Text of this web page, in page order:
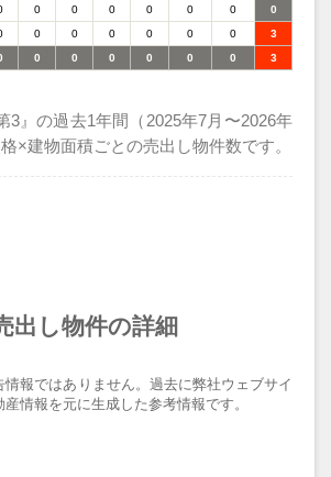
0 0 0 0 0 0
0
0 0 0 0 0 0
3
0 0 0 0 0 0 3
3』の過去1年間（2025年7月〜2026年
×建物面積ごとの売出し物件数です。
出し物件の詳細
情報ではありません。過去に弊社ウェブサイ
産情報を元に生成した参考情報です。